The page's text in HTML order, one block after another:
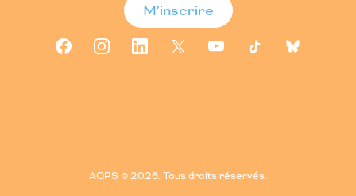
M'inscrire
AQPS © 2026. Tous droits réservés.